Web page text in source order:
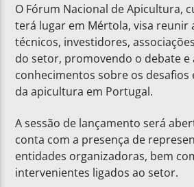
O Fórum Nacional de Apicultura,
terá lugar em Mértola, visa reunir
técnicos, investidores,
do setor, promovendo o debate e
conhecimentos sobre os
da apicultura em Portugal.
A sessão de lançamento será
conta com a presença de
entidades organizadoras, bem
intervenientes ligados ao setor.